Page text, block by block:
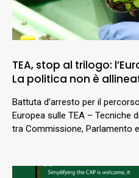
TEA, stop al trilogo:
La politica non è
Battuta d’arresto per il
Europea sulle TEA – Tecniche
tra Commissione, Parlamento